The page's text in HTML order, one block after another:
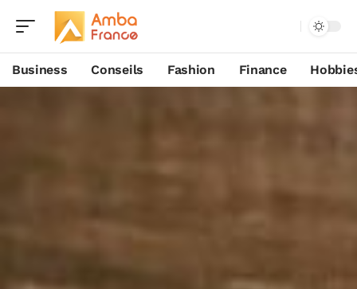
Business Conseils Fashion Finance